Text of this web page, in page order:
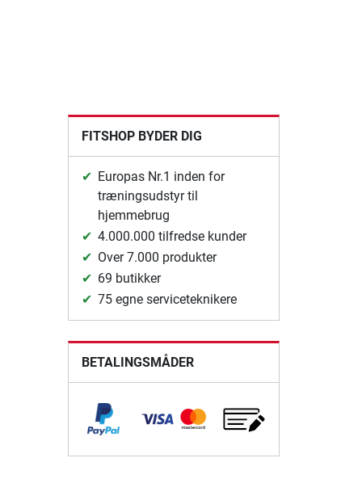
FITSHOP BYDER DIG
Europas Nr.1 inden for
træningsudstyr til
hjemmebrug
4.000.000 tilfredse kunder
Over 7.000 produkter
69 butikker
75 egne serviceteknikere
BETALINGSMÅDER